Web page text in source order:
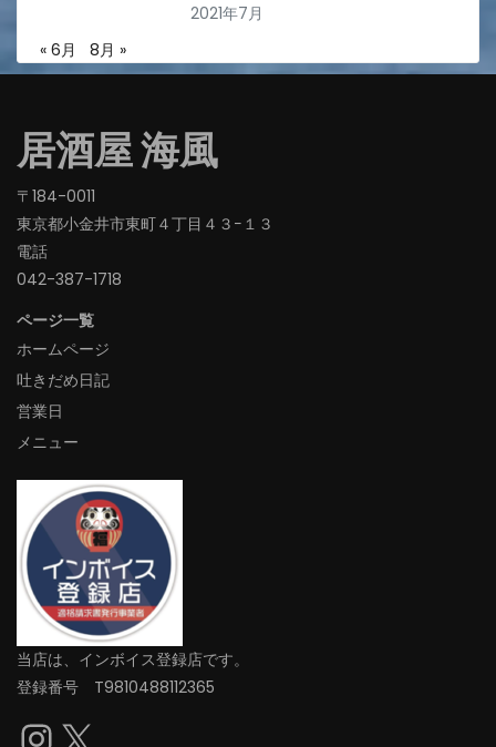
2021年7月
« 6月 8月 »
居酒屋 海風
〒184-0011
東京都小金井市東町４丁目４３−１３
電話
042-387-1718‬
ページ一覧
ホームページ
吐きだめ日記
営業日
メニュー
当店は、インボイス登録店です。
登録番号 T9810488112365